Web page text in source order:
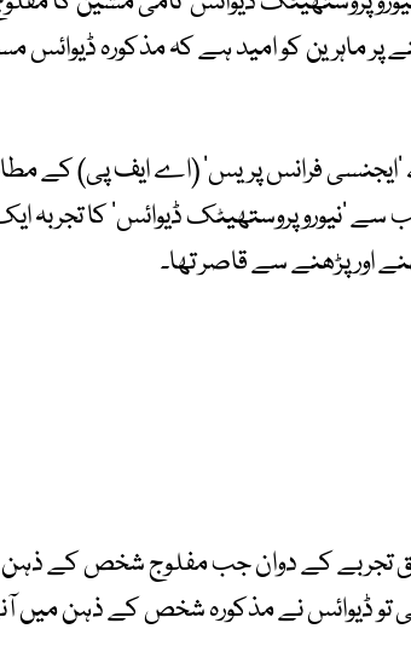
ماہرین کو امید ہے کہ مذکورہ ڈیوائس
فرانس پریس‘ (اے ایف پی) کے
’نیوروپروستھیٹک ڈیوائس‘ کا تجربہ
اور پڑھنے سے قاصر تھا۔
تجربے کے دوان جب مفلوج شخص کے ذہن
نے مذکورہ شخص کے ذہن میں آنے والے 1150 الفاظ کا